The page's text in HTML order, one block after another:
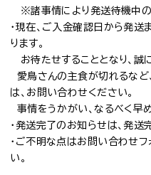
※諸事情により発送待機中の
・現在、ご入金確認日から発送
ります。
お待たせすることとなり、誠
愛鳥さんの主食が切れるなど
は、お問い合わせください。
事情をうかがい、なるべく早
・発送完了のお知らせは、発送
・ご不明な点はお問い合わせフ
い。